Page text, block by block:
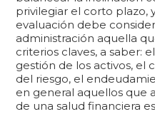
privilegiar el corto plazo,
evaluación debe
administración aquella
criterios claves, a saber:
gestión de los activos, el
del riesgo, el
en general aquellos que
de una salud financiera